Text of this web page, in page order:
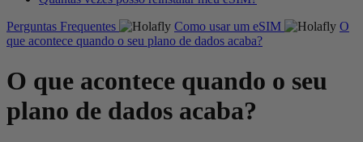
Perguntas Frequentes
Como usar um eSIM
O
que acontece quando o seu plano de dados acaba?
O que acontece quando o seu
plano de dados acaba?